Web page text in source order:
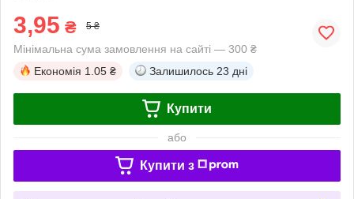
3,95 ₴ 5 ₴
Мінімальна сума замовлення на сайті — 300 ₴
Економія 1.05 ₴ Залишилось 23 дні
Купити
або
Купити з